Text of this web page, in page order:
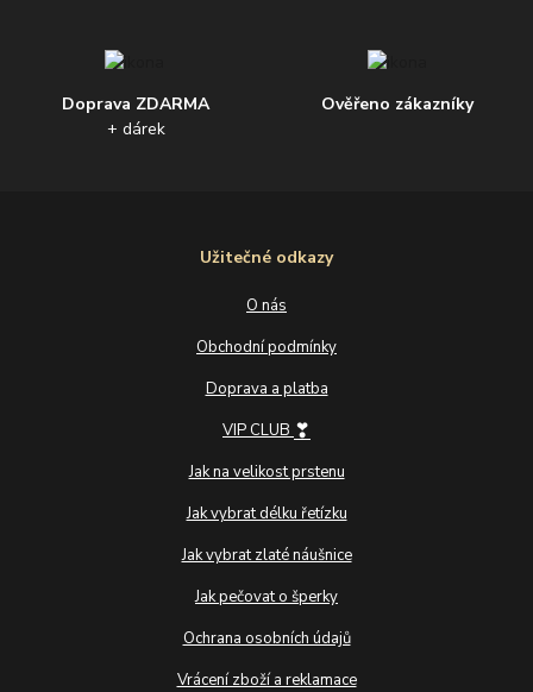
Doprava ZDARMA
+ dárek
Ověřeno zákazníky
Užitečné odkazy
O nás
Obchodní podmínky
Doprava a platba
VIP CLUB ❣
Jak na velikost prstenu
Jak vybrat délku řetízku
Jak vybrat zlaté náušnice
Jak pečovat o šperky
Ochrana osobních údajů
Vrácení zboží a reklamace